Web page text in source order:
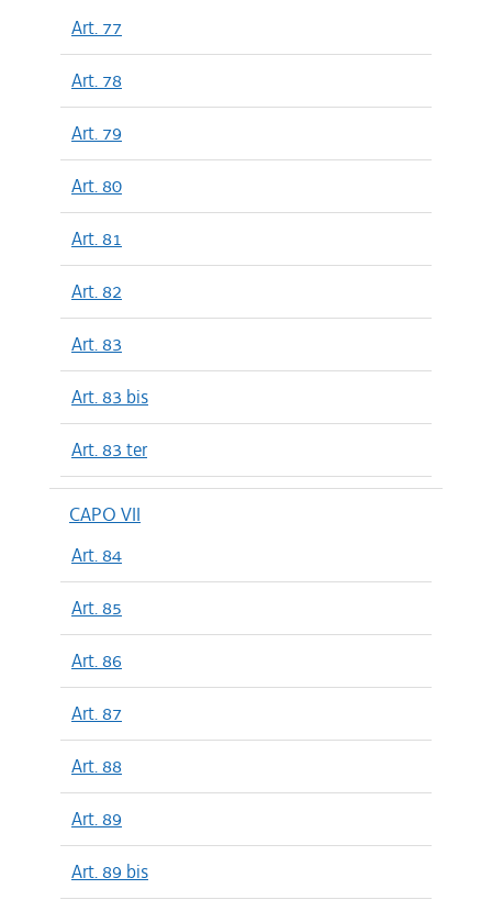
Art. 77
Art. 78
Art. 79
Art. 80
Art. 81
Art. 82
Art. 83
Art. 83 bis
Art. 83 ter
CAPO VII
Art. 84
Art. 85
Art. 86
Art. 87
Art. 88
Art. 89
Art. 89 bis